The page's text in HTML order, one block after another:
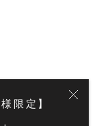
限定】